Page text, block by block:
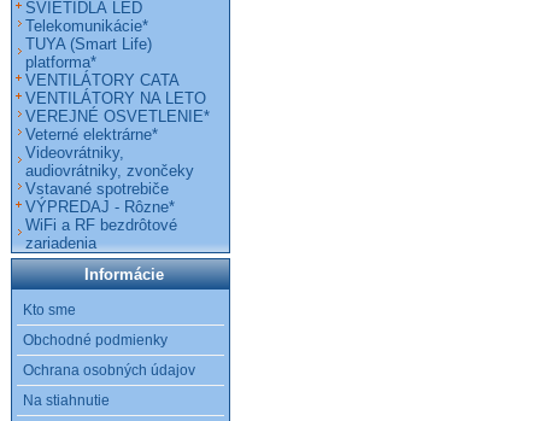
SVIETIDLÁ LED
Telekomunikácie*
TUYA (Smart Life)
platforma*
VENTILÁTORY CATA
VENTILÁTORY NA LETO
VEREJNÉ OSVETLENIE*
Veterné elektrárne*
Videovrátniky,
audiovrátniky, zvončeky
Vstavané spotrebiče
VÝPREDAJ - Rôzne*
WiFi a RF bezdrôtové
zariadenia
Informácie
Kto sme
Obchodné podmienky
Ochrana osobných údajov
Na stiahnutie